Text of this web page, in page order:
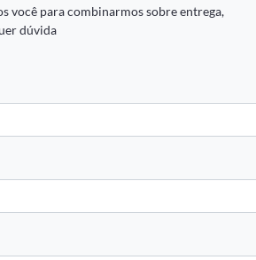
você para combinarmos sobre entrega,
dúvida